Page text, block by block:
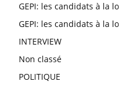
GEPI: les candidats à la
GEPI: les candidats à la
INTERVIEW
Non classé
POLITIQUE